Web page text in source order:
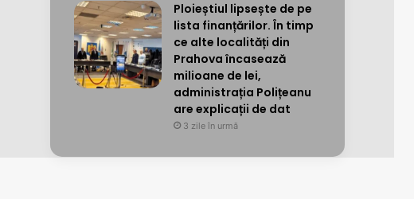
Ploieștiul lipsește de pe
lista finanțărilor. În timp
ce alte localități din
Prahova încasează
milioane de lei,
administrația Polițeanu
are explicații de dat
3 zile în urmă